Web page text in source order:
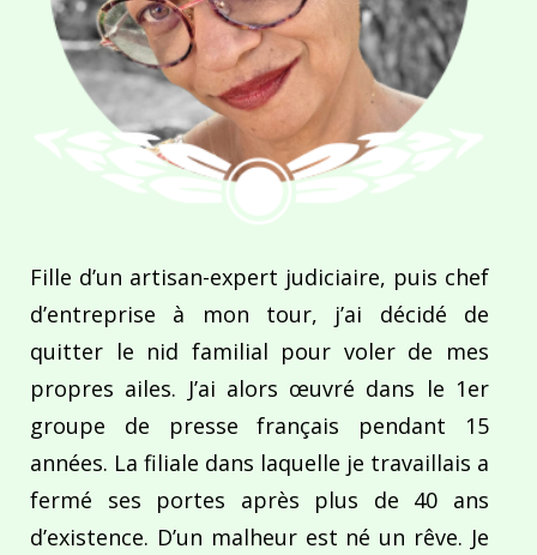
Fille d’un artisan-expert judiciaire, puis chef
d’entreprise à mon tour, j’ai décidé de
quitter le nid familial pour voler de mes
propres ailes. J’ai alors œuvré dans le 1er
groupe de presse français pendant 15
années. La filiale dans laquelle je travaillais a
fermé ses portes après plus de 40 ans
d’existence. D’un malheur est né un rêve. Je